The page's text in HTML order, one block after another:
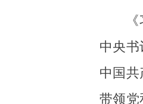
《习
中央
中国
带领党